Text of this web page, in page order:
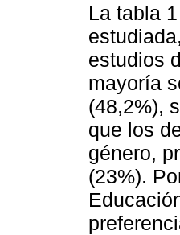
La tabla
estudios
mayoría
(48,2%),
que los
género,
(23%).